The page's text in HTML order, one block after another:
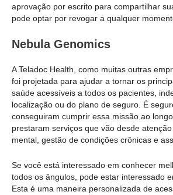
aprovação por escrito para compartilhar
pode optar por revogar a qualquer
Nebula Genomics
A Teladoc Health, como muitas outras
foi projetada para ajudar a tornar os
saúde acessíveis a todos os pacientes,
localização ou do plano de seguro. É
conseguiram cumprir essa missão ao
prestaram serviços que vão desde
mental, gestão de condições crônicas e
Se você está interessado em conhecer
todos os ângulos, pode estar interessado
Esta é uma maneira personalizada de